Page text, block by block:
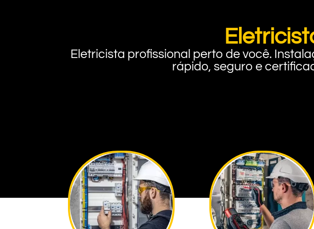
Eletricista profissional perto de você.
rápido, seguro e